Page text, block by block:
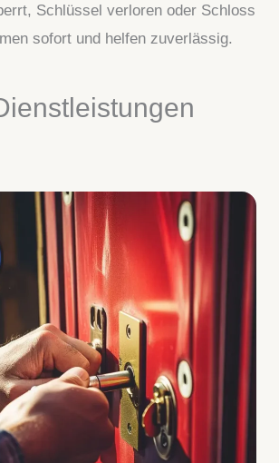
Schlüssel verloren oder Schloss
sofort und helfen zuverlässig.